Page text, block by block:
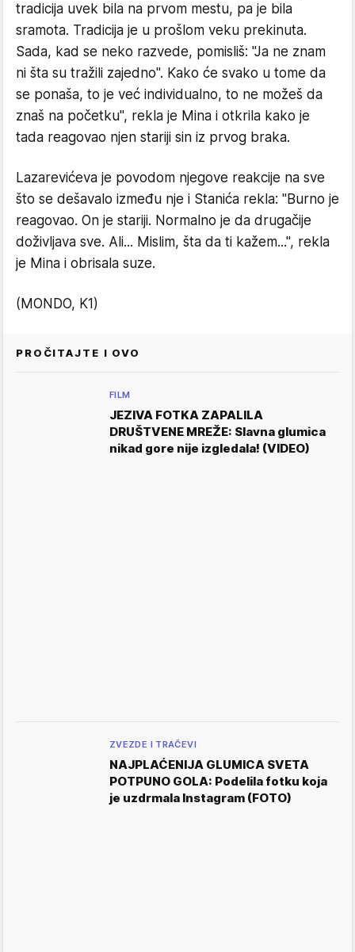
tradicija uvek bila na prvom mestu, pa je bila
sramota. Tradicija je u prošlom veku prekinuta.
Sada, kad se neko razvede, pomisliš: "Ja ne znam
ni šta su tražili zajedno". Kako će svako u tome da
se ponaša, to je već individualno, to ne možeš da
znaš na početku", rekla je Mina i otkrila kako je
tada reagovao njen stariji sin iz prvog braka.
Lazarevićeva je povodom njegove reakcije na sve
što se dešavalo između nje i Stanića rekla: "Burno je
reagovao. On je stariji. Normalno je da drugačije
doživljava sve. Ali... Mislim, šta da ti kažem...", rekla
je Mina i obrisala suze.
(MONDO, K1)
PROČITAJTE I OVO
FILM
JEZIVA FOTKA ZAPALILA
DRUŠTVENE MREŽE: Slavna glumica
nikad gore nije izgledala! (VIDEO)
ZVEZDE I TRAČEVI
NAJPLAĆENIJA GLUMICA SVETA
POTPUNO GOLA: Podelila fotku koja
je uzdrmala Instagram (FOTO)